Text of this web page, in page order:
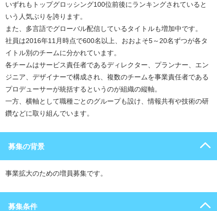
いずれもトップグロッシング100位前後にランキングされていると
いう人気ぶりを誇ります。
また、多言語でグローバル配信しているタイトルも増加中です。
社員は2016年11月時点で600名以上、おおよそ5～20名ずつが各タ
イトル別のチームに分かれています。
各チームはサービス責任者であるディレクター、プランナー、エン
ジニア、デザイナーで構成され、複数のチームを事業責任者である
プロデューサーが統括するというのが組織の縦軸。
一方、横軸として職種ごとのグループも設け、情報共有や技術の研
鑽などに取り組んでいます。
募集の背景
事業拡大のための増員募集です。
募集条件